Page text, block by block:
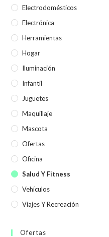
Electrodomésticos
Electrónica
Herramientas
Hogar
Iluminación
Infantil
Juguetes
Maquillaje
Mascota
Ofertas
Oficina
Salud Y Fitness
Vehículos
Viajes Y Recreación
Ofertas